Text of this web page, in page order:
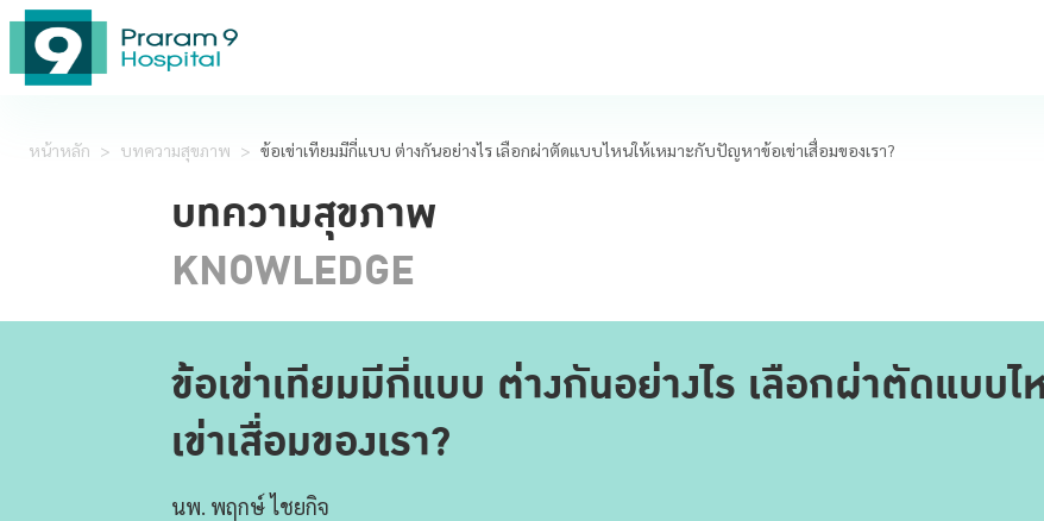
หน้าหลัก > บทความสุขภาพ > ข้อเข่าเทียมมีกี่แบบ ต่างกันอย่างไร เลือกผ่าตัดแบบไหนให้เหมาะกับปัญหาข้อเข่าเสื่อมของเรา?
บทความสุขภาพ
KNOWLEDGE
ข้อเข่าเทียมมีกี่แบบ ต่างกันอย่างไร เลือกผ่าตัดแบบ
เข่าเสื่อมของเรา?
นพ. พฤกษ์ ไชยกิจ